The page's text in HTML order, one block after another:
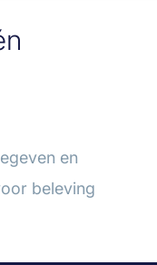
en
beleving